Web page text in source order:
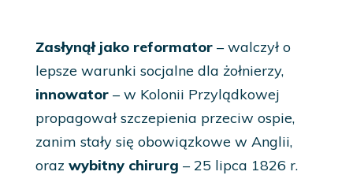
Zasłynął jako reformator– walczył o
lepsze warunki socjalne dla żołnierzy,
innowator– w Kolonii Przylądkowej
propagował szczepienia przeciw ospie,
zanim stały się obowiązkowe w Anglii,
oraz wybitny chirurg – 25 lipca 1826 r.